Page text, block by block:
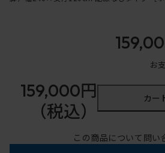
お
159,000円
（税込）
カー
この商品について問い